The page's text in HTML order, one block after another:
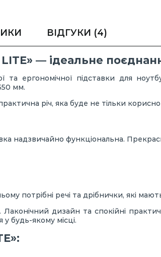
ВІДГУКИ (4)
— ідеальне
ергономічної підставки для
мм.
річ, яка буде не тільки
надзвичайно функціональна.
потрібні речі та дрібнички, які
Лаконічний дизайн та спокійні
у будь-якому місці.